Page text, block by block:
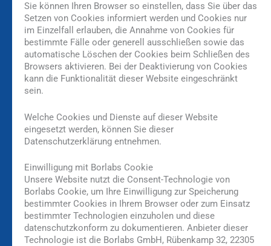
Sie können Ihren Browser so einstellen, dass Sie über das
Setzen von Cookies informiert werden und Cookies nur
im Einzelfall erlauben, die Annahme von Cookies für
bestimmte Fälle oder generell ausschließen sowie das
automatische Löschen der Cookies beim Schließen des
Browsers aktivieren. Bei der Deaktivierung von Cookies
kann die Funktionalität dieser Website eingeschränkt
sein.
Welche Cookies und Dienste auf dieser Website
eingesetzt werden, können Sie dieser
Datenschutzerklärung entnehmen.
Einwilligung mit Borlabs Cookie
Unsere Website nutzt die Consent-Technologie von
Borlabs Cookie, um Ihre Einwilligung zur Speicherung
bestimmter Cookies in Ihrem Browser oder zum Einsatz
bestimmter Technologien einzuholen und diese
datenschutzkonform zu dokumentieren. Anbieter dieser
Technologie ist die Borlabs GmbH, Rübenkamp 32, 22305